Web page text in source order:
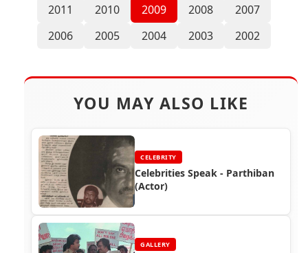
2011
2010 2009 2008
2007
2006
2005 2004 2003 2002
YOU MAY ALSO LIKE
CELEBRITY
Celebrities Speak - Parthiban
(Actor)
GALLERY